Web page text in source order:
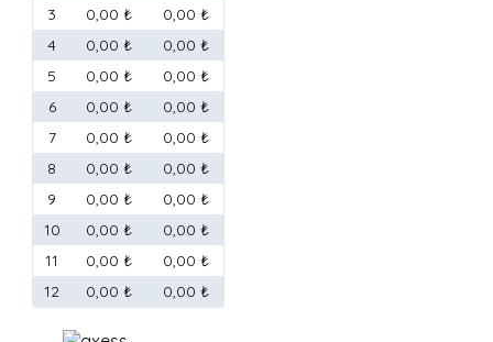
3
0,00 ₺
0,00 ₺
4
0,00 ₺
0,00 ₺
5
0,00 ₺
0,00 ₺
6
0,00 ₺
0,00 ₺
7
0,00 ₺
0,00 ₺
8
0,00 ₺
0,00 ₺
9
0,00 ₺
0,00 ₺
10
0,00 ₺
0,00 ₺
11
0,00 ₺
0,00 ₺
12
0,00 ₺ 0,00 ₺